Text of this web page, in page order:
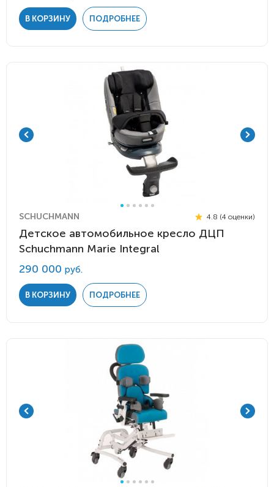
В КОРЗИНУ ПОДРОБНЕЕ
SCHUCHMANN 4.8 (4 оценки)
Детское автомобильное кресло ДЦП
Schuchmann Marie Integral
290 000 руб.
В КОРЗИНУ ПОДРОБНЕЕ